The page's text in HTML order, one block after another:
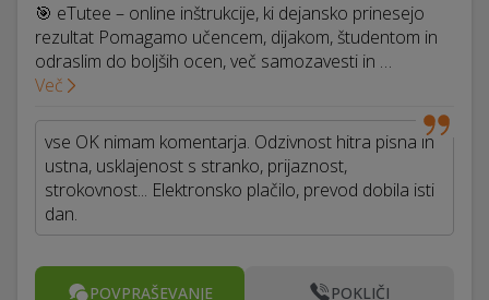
🎯 eTutee – online inštrukcije, ki dejansko prinesejo
rezultat Pomagamo učencem, dijakom, študentom in
odraslim do boljših ocen, več samozavesti in …
Več
vse OK nimam komentarja. Odzivnost hitra pisna in
ustna, usklajenost s stranko, prijaznost,
strokovnost... Elektronsko plačilo, prevod dobila isti
dan.
POVPRAŠEVANJE POKLIČI